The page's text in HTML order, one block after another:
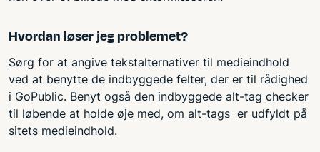
Hvordan løser jeg problemet?
Sørg for at angive tekstalternativer til medieindhold
ved at benytte de indbyggede felter, der er til rådighed
i GoPublic. Benyt også den indbyggede alt-tag checker
til løbende at holde øje med, om alt-tags er udfyldt på
sitets medieindhold.